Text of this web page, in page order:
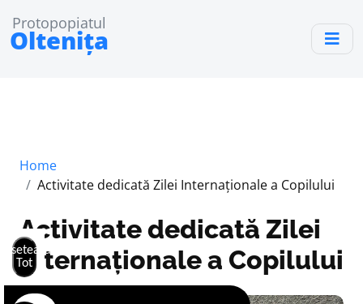
Protopopiatul
Oltenița
Home
Activitate dedicată Zilei Internaționale a Copilului
Activitate dedicată Zilei
Internaționale a Copilului
Tot